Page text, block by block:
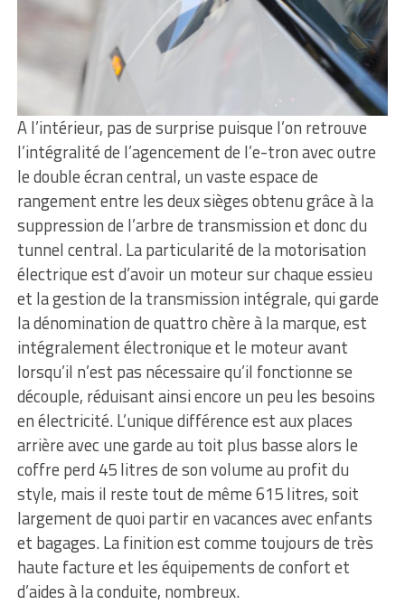
A l’intérieur, pas de surprise puisque l’on retrouve
l’intégralité de l’agencement de l’e-tron avec outre
le double écran central, un vaste espace de
rangement entre les deux sièges obtenu grâce à la
suppression de l’arbre de transmission et donc du
tunnel central. La particularité de la motorisation
électrique est d’avoir un moteur sur chaque essieu
et la gestion de la transmission intégrale, qui garde
la dénomination de quattro chère à la marque, est
intégralement électronique et le moteur avant
lorsqu’il n’est pas nécessaire qu’il fonctionne se
découple, réduisant ainsi encore un peu les besoins
en électricité. L’unique différence est aux places
arrière avec une garde au toit plus basse alors le
coffre perd 45 litres de son volume au profit du
style, mais il reste tout de même 615 litres, soit
largement de quoi partir en vacances avec enfants
et bagages. La finition est comme toujours de très
haute facture et les équipements de confort et
d’aides à la conduite, nombreux.